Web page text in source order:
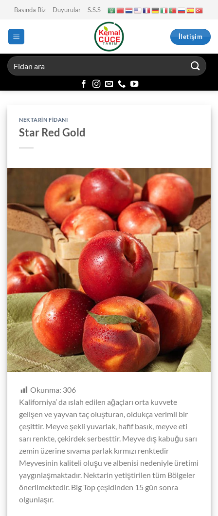
İçeriğeBasında Biz Duyurular S.S.S
İletişim
NEKTARIN FIDANI
Star Red Gold
Okunma: 306
Kaliforniya’ da ıslah edilen ağaçları orta kuvvete
gelişen ve yayvan taç oluşturan, oldukça verimli bir
çeşittir. Meyve şekli yuvarlak, hafif basık, meyve eti
sarı renkte, çekirdek serbesttir. Meyve dış kabuğu sarı
zemin üzerine sıvama parlak kırmızı renktedir
Meyvesinin kaliteli oluşu ve albenisi nedeniyle üretimi
yaygınlaşmaktadır. Nektarin yetiştirilen tüm Bölgeler
önerilmektedir. Big Top çeşidinden 15 gün sonra
olgunlaşır.